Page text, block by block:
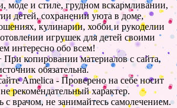
моде и стиле, грудном вскармливании,
детей, сохранении уюта в доме,
кулинарии, хобби и рукоделии
игрушек для детей своими
интересно обо всем!
При копировании материалов с сайта,
обязательна.
Amelica - Проверено на себе носит
рекомендательный характер.
с врачом, не занимайтесь самолечением.